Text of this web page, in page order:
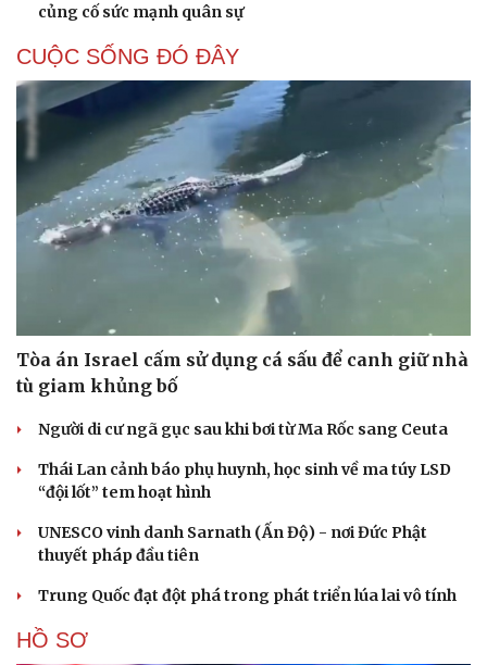
củng cố sức mạnh quân sự
CUỘC SỐNG ĐÓ ĐÂY
Tòa án Israel cấm sử dụng cá sấu để canh giữ nhà
tù giam khủng bố
Người di cư ngã gục sau khi bơi từ Ma Rốc sang Ceuta
Thái Lan cảnh báo phụ huynh, học sinh về ma túy LSD
“đội lốt” tem hoạt hình
UNESCO vinh danh Sarnath (Ấn Độ) - nơi Đức Phật
thuyết pháp đầu tiên
Trung Quốc đạt đột phá trong phát triển lúa lai vô tính
HỒ SƠ